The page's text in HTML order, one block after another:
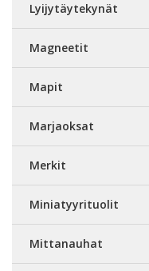
Lyijytäytekynät
Magneetit
Mapit
Marjaoksat
Merkit
Miniatyyrituolit
Mittanauhat